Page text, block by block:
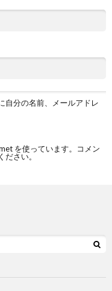
自分の名前、メールアドレ
を使っています。
コメン
ださい。